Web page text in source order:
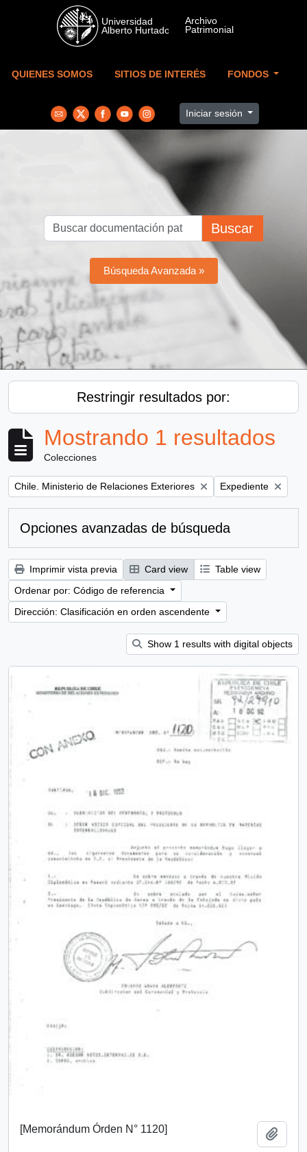
Skip to main content
QUIENES SOMOS SITIOS DE INTERÉS FONDOS
Iniciar sesión
Buscar
Búsqueda Avanzada »
Restringir resultados por:
Mostrando 1 resultados
Colecciones
Remove filter:
Chile. Ministerio de Relaciones Exteriores Remove filter:
Expediente
Opciones avanzadas de búsqueda
Imprimir vista previa Card view
Table view
Ordenar por: Código de referencia
Dirección: Clasificación en orden ascendente
Show 1 results with digital objects
[Memorándum Órden N° 1120]